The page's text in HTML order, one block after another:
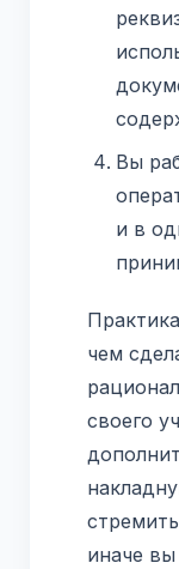
Вы
и в
чем
своего
иначе